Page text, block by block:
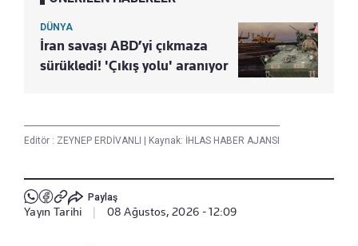
DÜNYA
İran savaşı ABD’yi çıkmaza
sürükledi! 'Çıkış yolu' aranıyor
Editör : ZEYNEP ERDİVANLI Kaynak: İHLAS HABER AJANSI
Paylaş
Yayın Tarihi 08 Ağustos, 2026 - 12:09